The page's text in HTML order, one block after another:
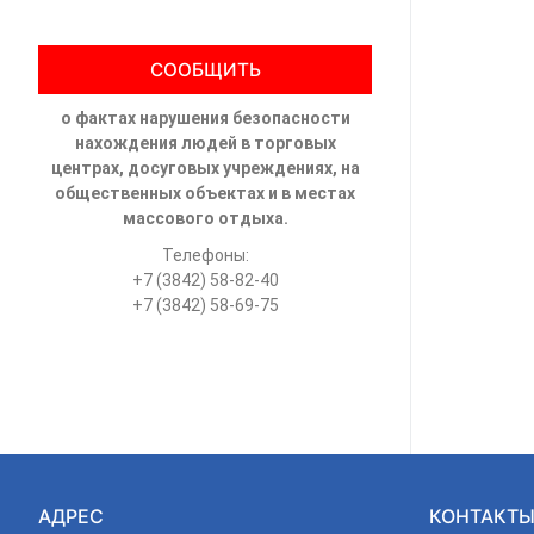
СООБЩИТЬ
о фактах нарушения безопасности
нахождения людей в торговых
центрах, досуговых учреждениях, на
общественных объектах и в местах
массового отдыха.
Телефоны:
+7 (3842) 58-82-40
+7 (3842) 58-69-75
АДРЕС КОНТАКТЫ